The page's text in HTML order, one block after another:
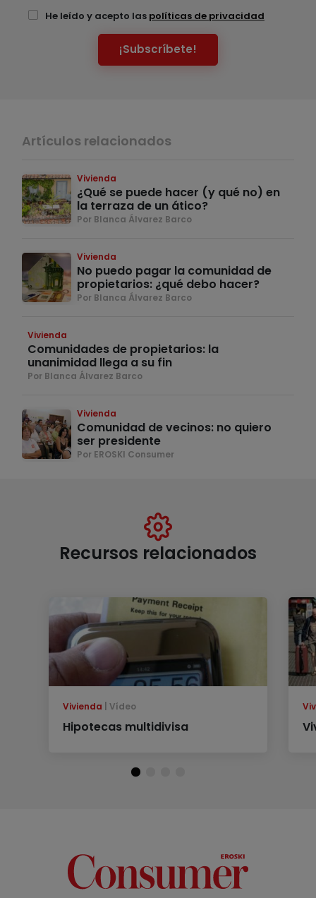
He leído y acepto las políticas de privacidad
¡Subscríbete!
Artículos relacionados
Vivienda
¿Qué se puede hacer (y qué no) en
la terraza de un ático?
Por Blanca Álvarez Barco
Vivienda
No puedo pagar la comunidad de
propietarios: ¿qué debo hacer?
Por Blanca Álvarez Barco
Vivienda
Comunidades de propietarios: la
unanimidad llega a su fin
Por Blanca Álvarez Barco
Vivienda
Comunidad de vecinos: no quiero
ser presidente
Por EROSKI Consumer
Recursos relacionados
Vivienda Vídeo
Hipotecas multidivisa